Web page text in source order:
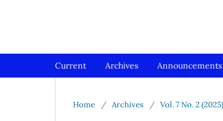
Current Archives Announcements
Home / Archives / Vol. 7 No. 2